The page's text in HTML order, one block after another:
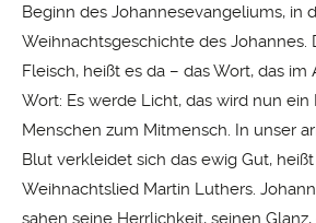
Beginn des Johannesevangeliums, in
Weihnachtsgeschichte des Johannes.
Fleisch, heißt es da – das Wort, das im
Wort: Es werde Licht, das wird nun ein
Menschen zum Mitmensch. In unser
Blut verkleidet sich das ewig Gut,
Weihnachtslied Martin Luthers.
sahen seine Herrlichkeit, seinen